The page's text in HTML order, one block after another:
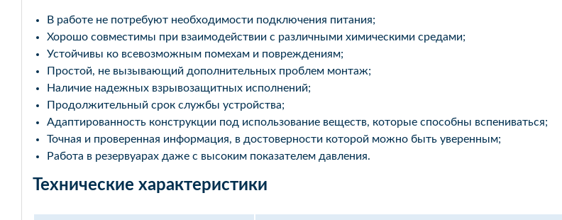
В работе не потребуют необходимости подключения питания;
Хорошо совместимы при взаимодействии с различными химическими средами;
Устойчивы ко всевозможным помехам и повреждениям;
Простой, не вызывающий дополнительных проблем монтаж;
Наличие надежных взрывозащитных исполнений;
Продолжительный срок службы устройства;
Адаптированность конструкции под использование веществ, которые способны вспениваться;
Точная и проверенная информация, в достоверности которой можно быть уверенным;
Работа в резервуарах даже с высоким показателем давления.
Технические характеристики